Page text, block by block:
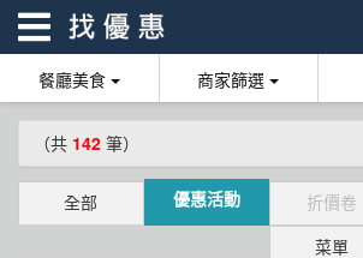
（共 142 筆）
全部 優惠活動 折價卷
菜單
餐廳美食 商家篩選
找優惠
首頁
優惠活動